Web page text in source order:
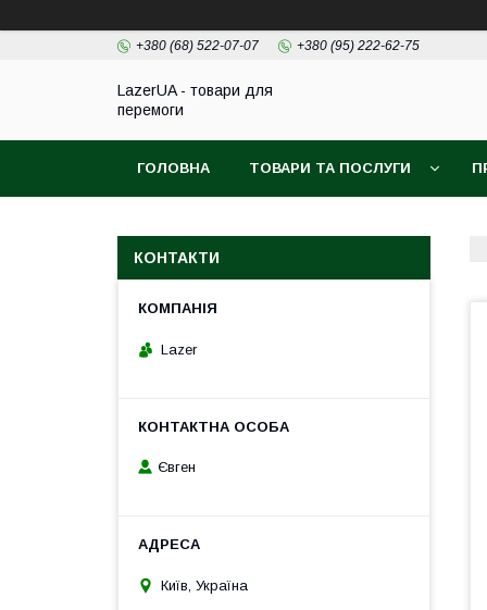
+380 (68) 522-07-07 +380 (95) 222-62-75
LazerUA - товари для
перемоги
ГОЛОВНА ТОВАРИ ТА ПОСЛУГИ
КОНТАКТИ
Lazer
Євген
Київ, Україна